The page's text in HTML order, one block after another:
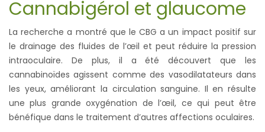
Cannabigérol et glaucome
La recherche a montré que le CBG a un impact positif sur
le drainage des fluides de l’œil et peut réduire la pression
intraoculaire. De plus, il a été découvert que les
cannabinoïdes agissent comme des vasodilatateurs dans
les yeux, améliorant la circulation sanguine. Il en résulte
une plus grande oxygénation de l’œil, ce qui peut être
bénéfique dans le traitement d’autres affections oculaires.